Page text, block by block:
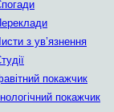
з ув’язнення
покажчик
покажчик